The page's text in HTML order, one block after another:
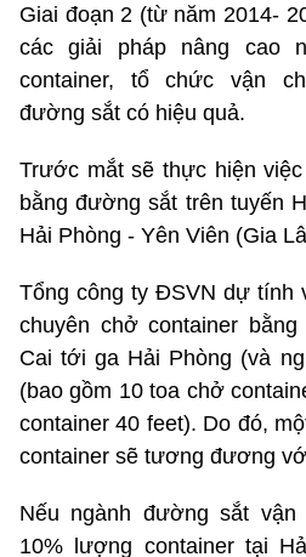
Giai đoạn 2 (từ năm 2014-
các giải pháp nâng cao
container, tổ chức vận
đường sắt có hiệu quả.
Trước mắt sẽ thực hiện
bằng đường sắt trên tuyến
Hải Phòng - Yên Viên (Gia
Tổng công ty ĐSVN dự tính
chuyên chở container
Cai tới ga Hải Phòng (và
(bao gồm 10 toa chở
container 40 feet). Do đó,
container sẽ tương đương
Nếu ngành đường sắt vận
10% lượng container tại